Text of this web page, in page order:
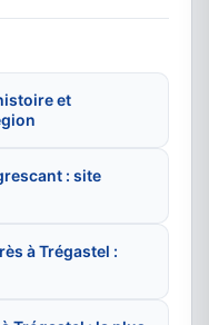
et
: site
à Trégastel :